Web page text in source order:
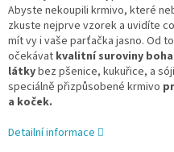
Abyste nekoupili krmivo, které
zkuste nejprve vzorek a uvidíte
mít vy i vaše parťačka jasno. Od
očekávat kvalitní suroviny
látkybez pšenice, kukuřice, a
speciálně přizpůsobené krmivo
a koček.
Detailní informace